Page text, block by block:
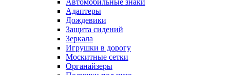
Автомобильные знаки
Адаптеры
Дождевики
Защита сидений
Зеркала
Игрушки в дорогу
Москитные сетки
Органайзеры